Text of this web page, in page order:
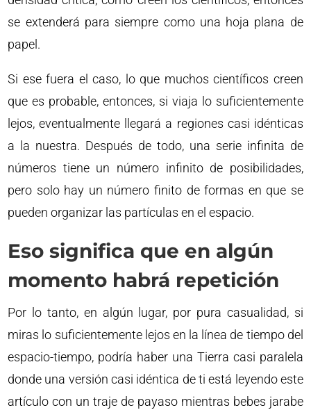
se extenderá para siempre como una hoja plana de
papel.
Si ese fuera el caso, lo que muchos científicos creen
que es probable, entonces, si viaja lo suficientemente
lejos, eventualmente llegará a regiones casi idénticas
a la nuestra. Después de todo, una serie infinita de
números tiene un número infinito de posibilidades,
pero solo hay un número finito de formas en que se
pueden organizar las partículas en el espacio.
Eso significa que en algún
momento habrá repetición
Por lo tanto, en algún lugar, por pura casualidad, si
miras lo suficientemente lejos en la línea de tiempo del
espacio-tiempo, podría haber una Tierra casi paralela
donde una versión casi idéntica de ti está leyendo este
artículo con un traje de payaso mientras bebes jarabe